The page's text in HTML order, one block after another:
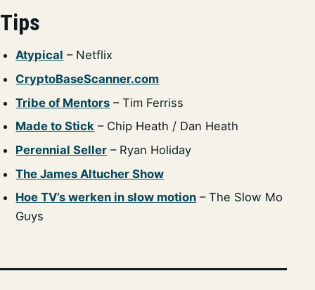
Tips
Atypical – Netflix
CryptoBaseScanner.com
Tribe of Mentors – Tim Ferriss
Made to Stick – Chip Heath / Dan Heath
Perennial Seller – Ryan Holiday
The James Altucher Show
Hoe TV’s werken in slow motion – The Slow Mo
Guys